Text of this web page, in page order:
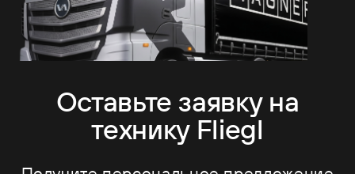
Оставьте заявку на
технику Fliegl